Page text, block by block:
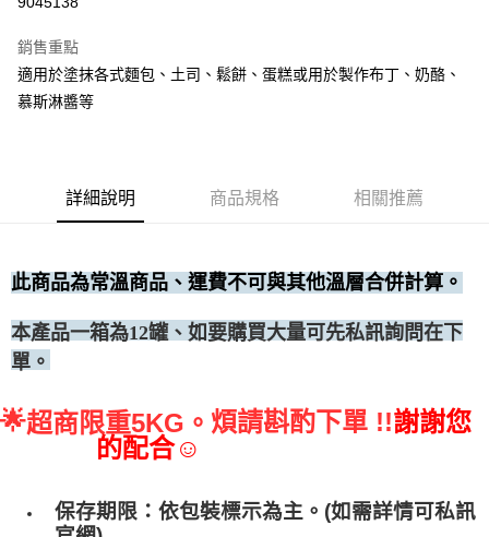
運送方式
• 付款後全家取貨
每筆NT$60，滿NT$699(含以上)免運費
(請點開選項勾選)
銷售重點
適用於塗抹各式麵包、土司、鬆餅、蛋糕或用於製作布丁、奶酪、
慕斯淋醬等
詳細說明 商品規格 相關推薦
此商品為常溫商品、運費不可與其他溫層合併計算。
本產品一箱為12罐、如要購買大量可先私訊詢問在下
單。
🌟超商限重5KG。 煩請斟酌下單 !!謝謝您
的配合☺
保存期限：依包裝標示為主。(如需詳情可私訊